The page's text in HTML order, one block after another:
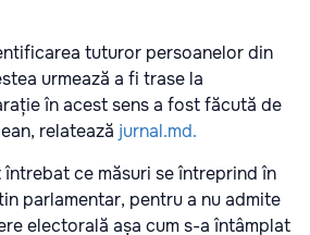
tuturor persoanelor din
urmează a fi trase la
în acest sens a fost făcută de
relatează jurnal.md.
ce măsuri se întreprind în
parlamentar, pentru a nu admite
electorală așa cum s-a întâmplat